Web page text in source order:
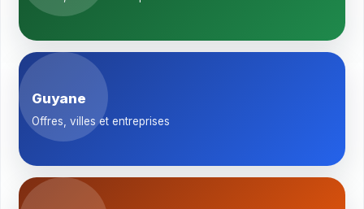
Guyane
Offres, villes et entreprises